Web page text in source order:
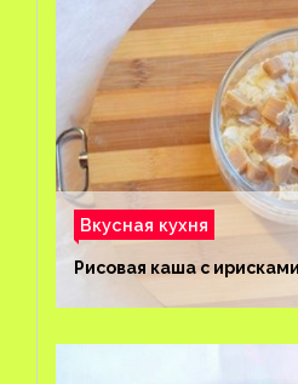
Вкусная кухня
Рисовая каша с